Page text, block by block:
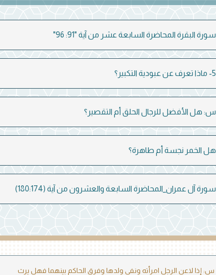
سورة البقرة المحاضرة السابعة عشر من آية "91: 96"
5- ماذا تعرف عن عبودية التكبير؟
س: هل الأفضل للرجال الحلق أم التقصير؟
هل الخمر نجسة أم طاهرة؟
سورة آل عمران_المحاضرة السابعة والعشرون من آية (180:174)
س: إذا لاعن الرجل امرأته ونفى ولدها وفرق الحاكم بينهما فهل يرث